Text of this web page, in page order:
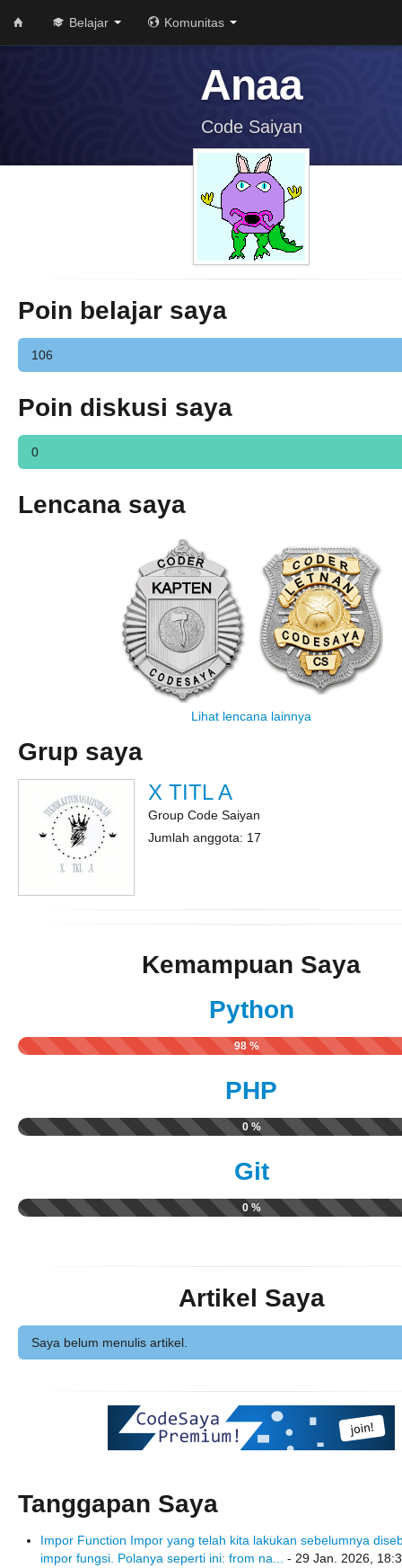
Belajar Komunitas
Anaa
Code Saiyan
Poin belajar saya
106
Poin diskusi saya
0
Lencana saya
Lihat lencana lainnya
Grup saya
X TITL A
Group Code Saiyan
Jumlah anggota: 17
Kemampuan Saya
Python
98 %
PHP
0 %
Git
0 %
Artikel Saya
Saya belum menulis artikel.
Tanggapan Saya
Impor Function Impor yang telah kita lakukan sebelumnya
impor fungsi. Polanya seperti ini: from na... - 29 Jan. 2026,